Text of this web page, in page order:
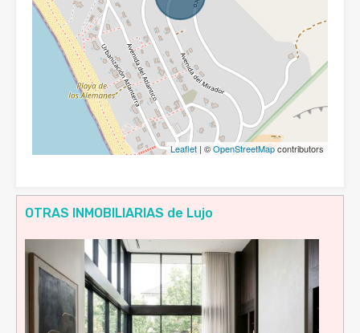
Leaflet | ©OpenStreetMapcontributors
OTRAS INMOBILIARIAS de Lujo